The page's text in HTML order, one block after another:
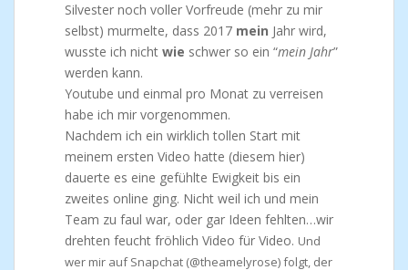
Silvester noch voller Vorfreude (mehr zu mir
selbst) murmelte, dass 2017 mein Jahr wird,
wusste ich nicht wie schwer so ein “mein Jahr”
werden kann.
Youtube und einmal pro Monat zu verreisen
habe ich mir vorgenommen.
Nachdem ich ein wirklich tollen Start mit
meinem ersten Video hatte (diesem hier)
dauerte es eine gefühlte Ewigkeit bis ein
zweites online ging. Nicht weil ich und mein
Team zu faul war, oder gar Ideen fehlten…wir
drehten feucht fröhlich Video für Video. Und
wer mir auf Snapchat (@theamelyrose) folgt, der